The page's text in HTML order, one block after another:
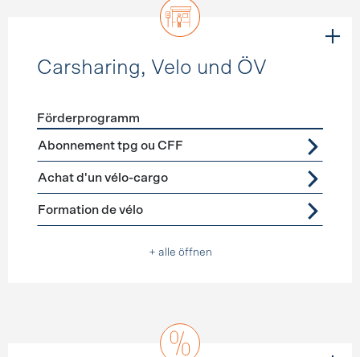
Carsharing, Velo und ÖV
Förderprogramme Carsharing, Velo und ÖV
Förderprogramm
Abonnement tpg ou CFF
Achat d'un vélo-cargo
Formation de vélo
+ alle öffnen